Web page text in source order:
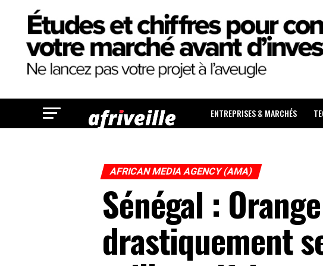
ENTREPRISES & MARCHÉS
AFRICAN MEDIA AGENCY (AMA)
Sénégal :
drastiquement